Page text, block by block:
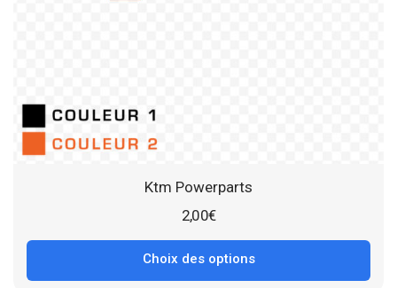
Ktm Powerparts
2,00€
Choix des options